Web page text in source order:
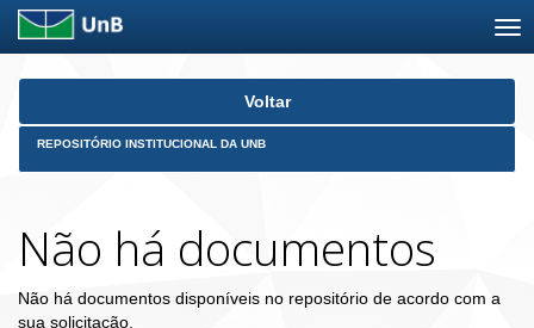
Skip
Voltar
REPOSITÓRIO INSTITUCIONAL DA UNB
Não há documentos
Não há documentos disponíveis no repositório de acordo com a
sua solicitação.